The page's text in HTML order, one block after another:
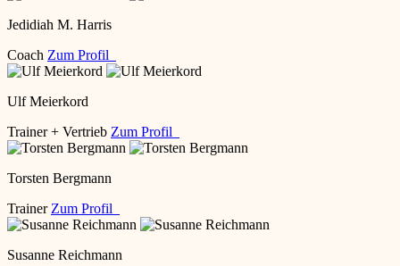
Jedidiah M. Harris
Coach Zum Profil
Ulf Meierkord
Trainer + Vertrieb Zum Profil
Torsten Bergmann
Trainer Zum Profil
Susanne Reichmann